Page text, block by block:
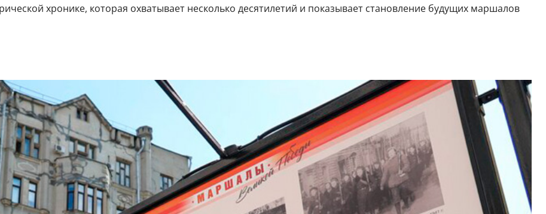
хронике, которая охватывает несколько десятилетий и показывает становление будущих маршалов